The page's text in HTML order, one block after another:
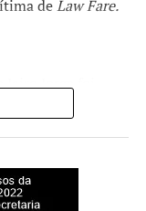
reunido ao longo
motivação
defesa de
aos irmãos
sob domínio
determinante
deLaw Fare.
Jorge foi
– Reforma do
para Gestão de